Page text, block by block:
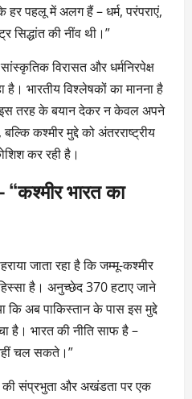
पहलू में अलग हैं – धर्म, परंपराएं,
सिद्धांत की नींव थी।”
विरासत और धर्मनिरपेक्ष
है। भारतीय विश्लेषकों का मानना है
इस तरह के बयान देकर न केवल अपने
कश्मीर मुद्दे को अंतरराष्ट्रीय
कर रही है।
“कश्मीर भारत का
जाता रहा है कि जम्मू-कश्मीर
है। अनुच्छेद 370 हटाए जाने
कि अब पाकिस्तान के पास इस मुद्दे
है। भारत की नीति साफ है –
चल सकते।”
की संप्रभुता और अखंडता पर एक